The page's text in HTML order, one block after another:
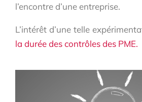
l’encontre d’une entreprise.
L’intérêt d’une telle
la durée des contrôles des PME.